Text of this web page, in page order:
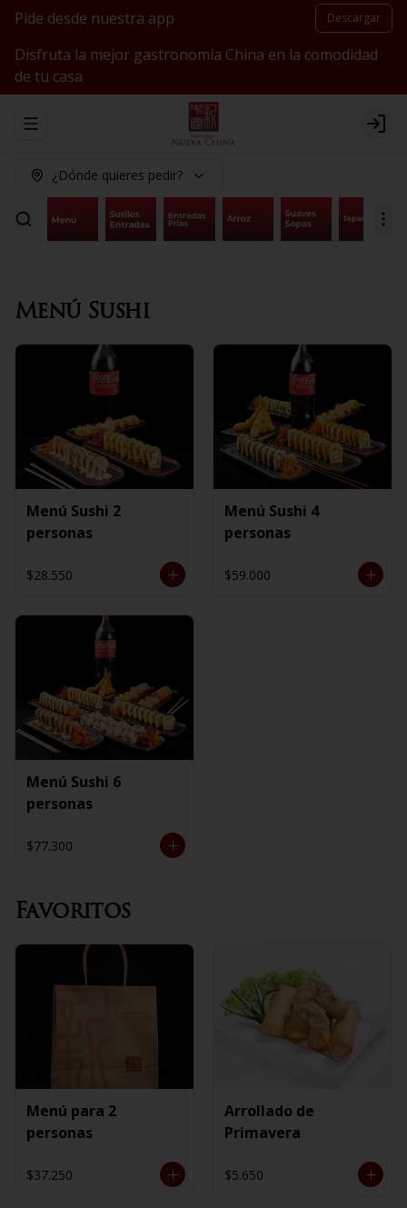
Pide desde nuestra app Descargar
Disfruta la mejor gastronomía China en la comodidad
de tu casa
Abrir menu de navegación Login
¿Dónde quieres pedir?
Menú Sushi
Menú Sushi 2
personas
$28.550
Menú Sushi 4
personas
$59.000
Menú Sushi 6
personas
$77.300
Favoritos
Menú para 2
personas
$37.250
Arrollado de
Primavera
$5.650